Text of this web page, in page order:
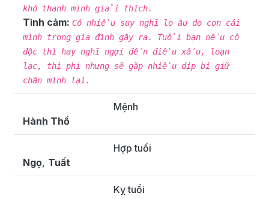
khó thanh minh giải thích.
Tình cảm: Có nhiều suy nghĩ lo âu do con cái
mình trong gia đình gây ra. Tuổi bạn nếu cô
độc thì hay nghĩ ngợi đến điều xấu, loạn
lạc, thị phi nhưng sẽ gặp nhiều dịp bị giữ
chân mình lại.
Mệnh
Hành Thổ
Hợp tuổi
Ngọ, Tuất
Kỵ tuổi